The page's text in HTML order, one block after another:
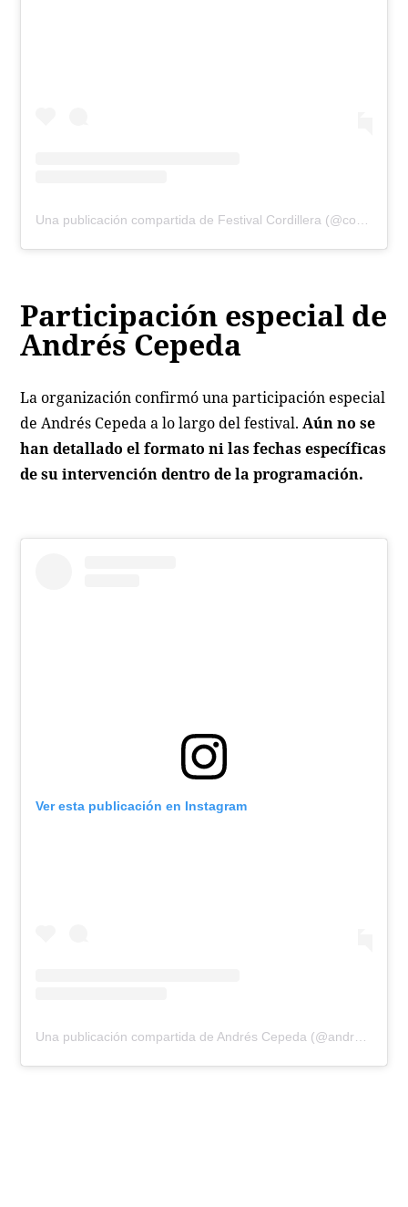
Participación especial de
Andrés Cepeda
La organización confirmó una participación especial
de Andrés Cepeda a lo largo del festival. Aún no se
han detallado el formato ni las fechas específicas
de su intervención dentro de la programación.
Ver esta publicación en Instagram
Una publicación compartida de Andrés Cepeda (@andrescepeda)